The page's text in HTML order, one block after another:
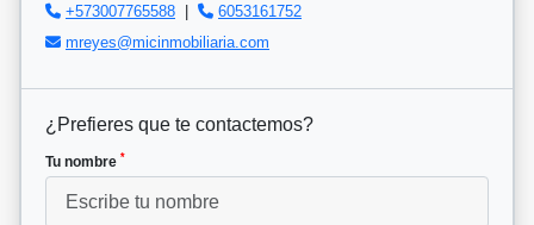
+573007765588 |
6053161752
mreyes@micinmobiliaria.com
¿Prefieres que te contactemos?
Tu nombre *